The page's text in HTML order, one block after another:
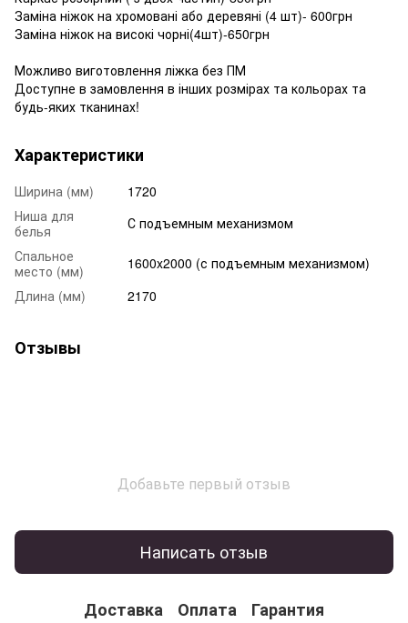
Заміна ніжок на хромовані або деревяні (4 шт)- 600грн
Заміна ніжок на високі чорні(4шт)-650грн
Можливо виготовлення ліжка без ПМ
Доступне в замовлення в інших розмірах та кольорах та
будь-яких тканинах!
Характеристики
Ширина (мм)
1720
Ниша для
белья
С подъемным механизмом
Спальное
место (мм)
1600x2000 (с подъемным механизмом)
Длина (мм)
2170
Отзывы
Добавьте первый отзыв
Написать отзыв
Доставка Оплата Гарантия